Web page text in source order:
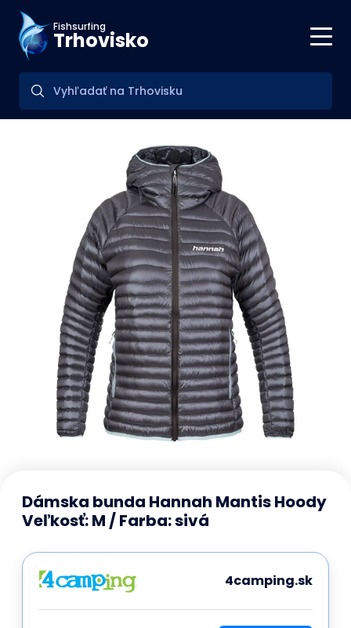
Fishsurfing
Trhovisko
Dámska bunda Hannah Mantis Hoody
Veľkosť: M / Farba: sivá
4camping.sk